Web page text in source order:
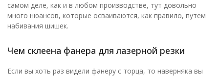
самом деле, как и в любом производстве, тут довольно
много нюансов, которые осваиваются, как правило, путем
набивания шишек.
Чем склеена фанера для лазерной резки
Если вы хоть раз видели фанеру с торца, то наверняка вы